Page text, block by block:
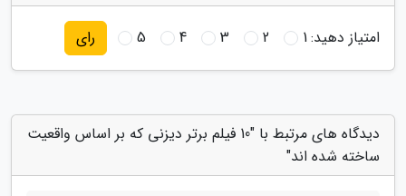
امتیاز دهید:1
2
3
4
5 رای
دیدگاه های مرتبط با "10 فیلم برتر دیزنی که بر اساس واقعیت
ساخته شده اند"